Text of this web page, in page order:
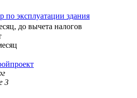
по эксплуатации здания
до вычета налогов
3